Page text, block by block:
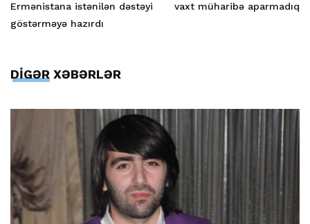
Ermənistana istənilən dəstəyi
göstərməyə hazırdı
vaxt müharibə aparmadıq
DİGƏR XƏBƏRLƏR